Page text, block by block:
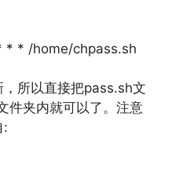
* * /home/chpass.sh
所以直接把pass.sh文
件夹内就可以了。注意
: